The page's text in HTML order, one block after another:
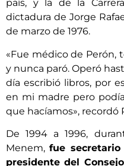
país, y la de la
dictadura de Jorge
de marzo de 1976.
«Fue médico de Perón,
y nunca paró. Operó
día escribió libros, por
en mi madre pero
que hacíamos», recordó
De 1994 a 1996,
Menem,fue
presidente del